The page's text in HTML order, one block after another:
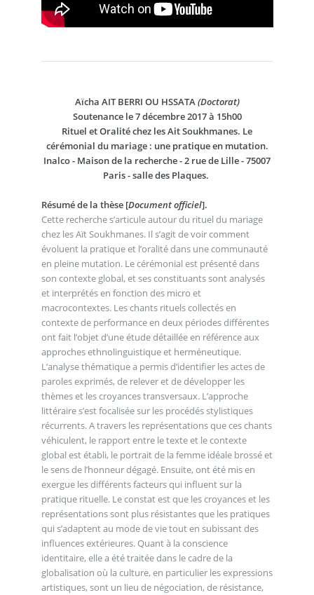
Aïcha AIT BERRI OU HSSATA(Doctorat)
Soutenance le 7 décembre 2017 à 15h00
Rituel et Oralité chez les Ait Soukhmanes. Le
cérémonial du mariage : une pratique en mutation.
Inalco - Maison de la recherche - 2 rue de Lille - 75007
Paris - salle des Plaques.
Résumé de la thèse [Document officiel].
Cette recherche s’articule autour du rituel du mariage
chez les Aït Soukhmanes. Il s’agit de voir comment
évoluent la pratique et l’oralité dans une communauté
en pleine mutation. Le cérémonial est présenté dans
son contexte global, et ses constituants sont analysés
et interprétés en fonction des micro et
macrocontextes. Les chants rituels collectés en
contexte de performance en deux périodes différentes
ont fait l’objet d’une étude détaillée en référence aux
approches ethnolinguistique et herméneutique.
L’analyse thématique a permis d’identifier les actes de
paroles exprimés, de relever et de développer les
thèmes et les croyances transversaux. L’approche
littéraire s’est focalisée sur les procédés stylistiques
récurrents. A travers les représentations que ces chants
véhiculent, le rapport entre le texte et le contexte
global est établi, le portrait de la femme idéale brossé et
le sens de l’honneur dégagé. Ensuite, ont été mis en
exergue les différents facteurs qui influent sur la
pratique rituelle. Le constat est que les croyances et les
représentations sont plus résistantes que les pratiques
qui s’adaptent au mode de vie tout en subissant des
influences extérieures. Quant à la conscience
identitaire, elle a été traitée dans le cadre de la
globalisation où la culture, en particulier les expressions
artistiques, sont un lieu de négociation, de résistance,